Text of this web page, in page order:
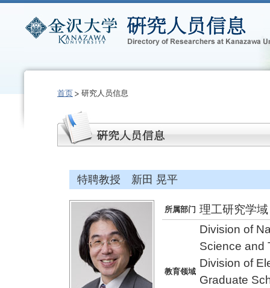
首页 研究人员信息
特聘教授 新田 晃平
所属部门 理工研究学
教育领域
Division of
Science and
Division of
Graduate